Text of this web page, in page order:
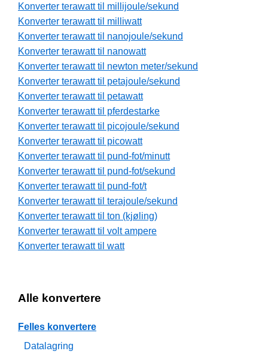
Konverter terawatt til millijoule/sekund
Konverter terawatt til milliwatt
Konverter terawatt til nanojoule/sekund
Konverter terawatt til nanowatt
Konverter terawatt til newton meter/sekund
Konverter terawatt til petajoule/sekund
Konverter terawatt til petawatt
Konverter terawatt til pferdestarke
Konverter terawatt til picojoule/sekund
Konverter terawatt til picowatt
Konverter terawatt til pund-fot/minutt
Konverter terawatt til pund-fot/sekund
Konverter terawatt til pund-fot/t
Konverter terawatt til terajoule/sekund
Konverter terawatt til ton (kjøling)
Konverter terawatt til volt ampere
Konverter terawatt til watt
Alle konvertere
Felles konvertere
Datalagring